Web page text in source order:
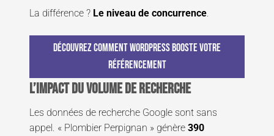
La différence ? Le niveau de concurrence.
Découvrez comment WordPress booste votre
référencement
L’impact du volume de recherche
Les données de recherche Google sont sans
appel. « Plombier Perpignan » génère 390